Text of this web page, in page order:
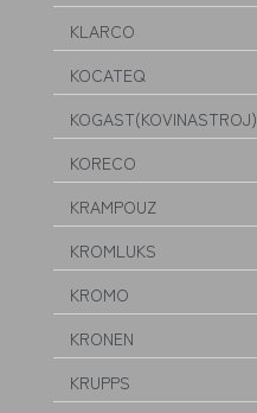
KLARCO
KOCATEQ
KOGAST(KOVINASTROJ)
KORECO
KRAMPOUZ
KROMLUKS
KROMO
KRONEN
KRUPPS